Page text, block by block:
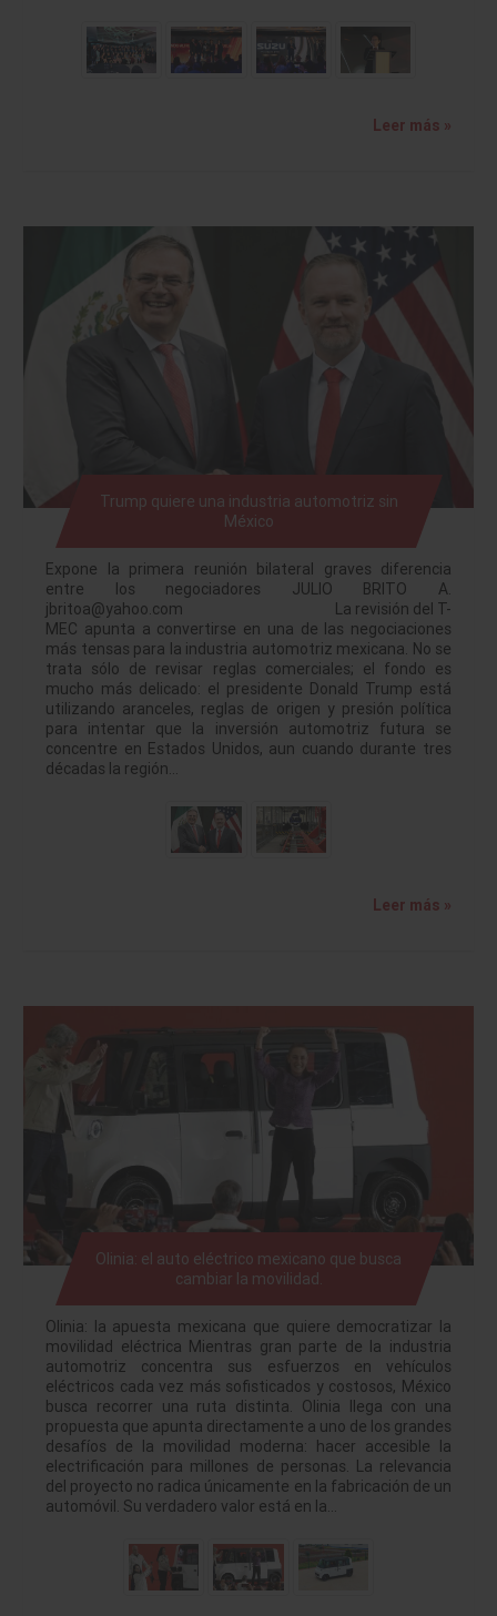
Leer más »
Trump quiere una industria automotriz sin
México
Expone la primera reunión bilateral graves diferencia
entre los negociadores JULIO BRITO A.
jbritoa@yahoo.com La revisión del T-
MEC apunta a convertirse en una de las negociaciones
más tensas para la industria automotriz mexicana. No se
trata sólo de revisar reglas comerciales; el fondo es
mucho más delicado: el presidente Donald Trump está
utilizando aranceles, reglas de origen y presión política
para intentar que la inversión automotriz futura se
concentre en Estados Unidos, aun cuando durante tres
décadas la región…
Leer más »
Olinia: el auto eléctrico mexicano que busca
cambiar la movilidad.
Olinia: la apuesta mexicana que quiere democratizar la
movilidad eléctrica Mientras gran parte de la industria
automotriz concentra sus esfuerzos en vehículos
eléctricos cada vez más sofisticados y costosos, México
busca recorrer una ruta distinta. Olinia llega con una
propuesta que apunta directamente a uno de los grandes
desafíos de la movilidad moderna: hacer accesible la
electrificación para millones de personas. La relevancia
del proyecto no radica únicamente en la fabricación de un
automóvil. Su verdadero valor está en la…